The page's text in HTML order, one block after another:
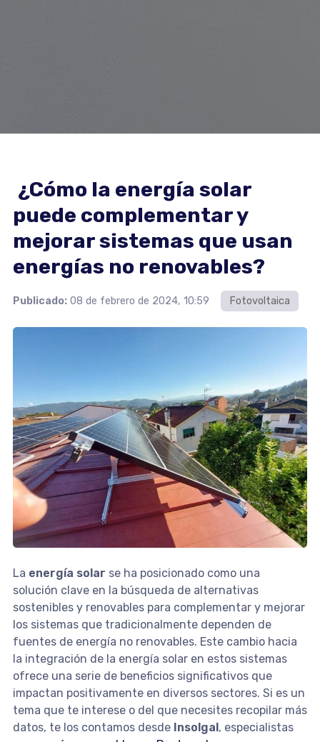
¿Cómo la energía solar
puede complementar y
mejorar sistemas que usan
energías no renovables?
Publicado: 08 de febrero de 2024, 10:59 Fotovoltaica
La energía solar se ha posicionado como una
solución clave en la búsqueda de alternativas
sostenibles y renovables para complementar y mejorar
los sistemas que tradicionalmente dependen de
fuentes de energía no renovables. Este cambio hacia
la integración de la energía solar en estos sistemas
ofrece una serie de beneficios significativos que
impactan positivamente en diversos sectores. Si es un
tema que te interese o del que necesites recopilar más
datos, te los contamos desde Insolgal , especialistas